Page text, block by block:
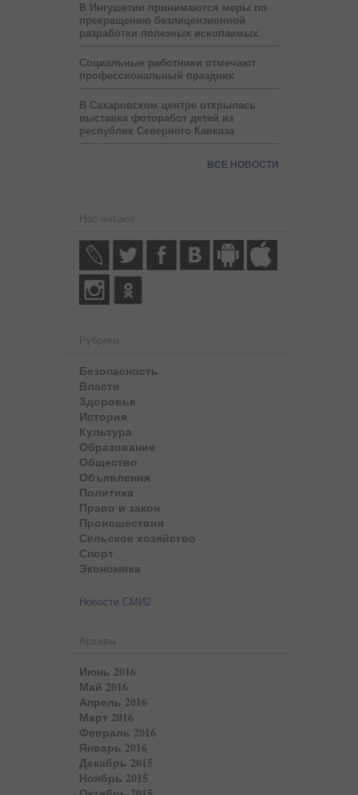
В Ингушетии принимаются меры по
прекращению безлицензионной
разработки полезных ископаемых
Социальные работники отмечают
профессиональный праздник
В Сахаровском центре открылась
выставка фоторабот детей из
республик Северного Кавказа
ВСЕ НОВОСТИ
Нас читают
Рубрики
Безопасность
Власти
Здоровье
История
Культура
Образование
Общество
Объявления
Политика
Право и закон
Происшествия
Сельское хозяйство
Спорт
Экономика
Новости СМИ2
Архивы
Июнь 2016
Май 2016
Апрель 2016
Март 2016
Февраль 2016
Январь 2016
Декабрь 2015
Ноябрь 2015